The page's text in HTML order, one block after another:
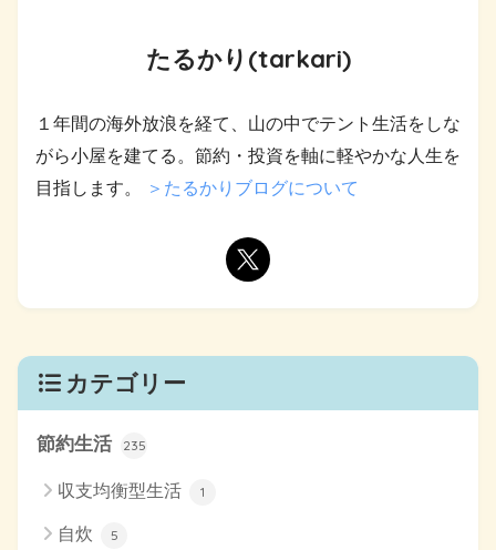
たるかり(tarkari)
１年間の海外放浪を経て、山の中でテント生活をしな
がら小屋を建てる。節約・投資を軸に軽やかな人生を
目指します。
＞たるかりブログについて
カテゴリー
節約生活 235
収支均衡型生活 1
自炊 5